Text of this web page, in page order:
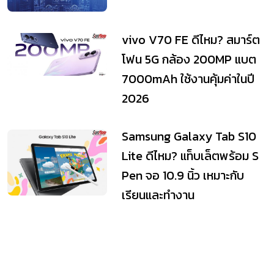
vivo V70 FE ดีไหม? สมาร์ต
โฟน 5G กล้อง 200MP แบต
7000mAh ใช้งานคุ้มค่าในปี
2026
Samsung Galaxy Tab S10
Lite ดีไหม? แท็บเล็ตพร้อม S
Pen จอ 10.9 นิ้ว เหมาะกับ
เรียนและทำงาน